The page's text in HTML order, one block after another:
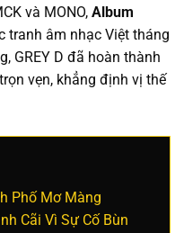
và MONO, Album
tranh âm nhạc Việt tháng
GREY D đã hoàn thành
vẹn, khẳng định vị thế
Phố Mơ Màng
Cãi Vì Sự Cố Bùn